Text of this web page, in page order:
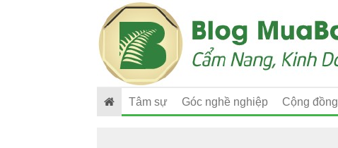
Tâm sự Góc nghề nghiệp Cộng đồng